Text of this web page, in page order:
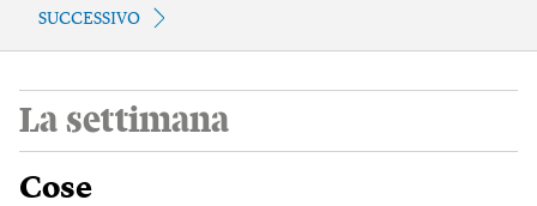
SUCCESSIVO
La settimana
Cose